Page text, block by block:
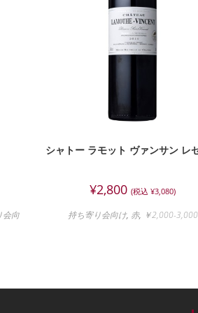
会向
シャトー ラモット ヴァンサン レ
¥2,800 (税込¥3,080)
持ち寄り会向け, 赤, ￥2,000-3,000